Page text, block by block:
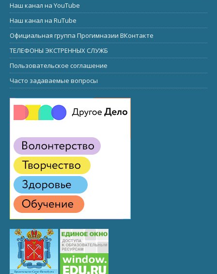
Наш канал на YouTube
Наш канал на RuTube
Официальная группа Прогимназии ВКонтакте
ТЕЛЕФОНЫ ЭКСТРЕННЫХ СЛУЖБ
Пользовательское соглашение
Часто задаваемые вопросы